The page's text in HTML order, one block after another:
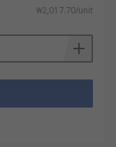
₩2,017.70/unit